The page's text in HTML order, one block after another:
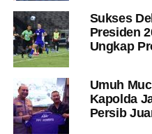
Sukses
Presiden
Ungkap
Umuh
Kapolda
Persib